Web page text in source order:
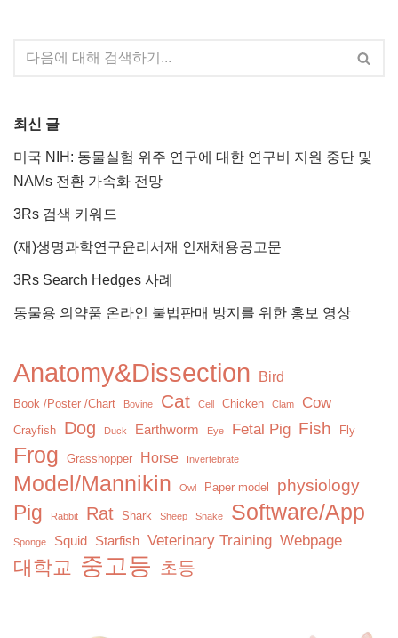
최신 글
미국 NIH: 동물실험 위주 연구에 대한 연구비 지원 중단 및
NAMs 전환 가속화 전망
3Rs 검색 키워드
(재)생명과학연구윤리서재 인재채용공고문
3Rs Search Hedges 사례
동물용 의약품 온라인 불법판매 방지를 위한 홍보 영상
Anatomy&Dissection Bird
Book /Poster /Chart Bovine Cat Cell Chicken Clam Cow
Crayfish Dog Duck Earthworm Eye Fetal Pig Fish Fly
Frog Grasshopper Horse Invertebrate
Model/Mannikin Owl Paper model physiology
Pig Rabbit Rat Shark Sheep Snake Software/App
Sponge Squid Starfish Veterinary Training Webpage
대학교 중고등 초등